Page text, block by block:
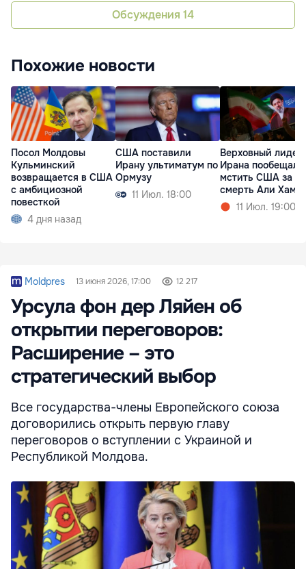
Обсуждения 14
Похожие новости
Посол Молдовы
Кульминский
возвращается в США
с амбициозной
повесткой
4 дня назад
США поставили
Ирану ультиматум по
Ормузу
11 Июл. 18:00
Верховный лидер
Ирана пообещал
мстить США за
смерть Али
11 Июл. 19:00
Moldpres 13 июня 2026, 17:00 12 217
Урсула фон дер Ляйен об
открытии переговоров:
Расширение – это
стратегический выбор
Все государства-члены Европейского союза
договорились открыть первую главу
переговоров о вступлении с Украиной и
Республикой Молдова.